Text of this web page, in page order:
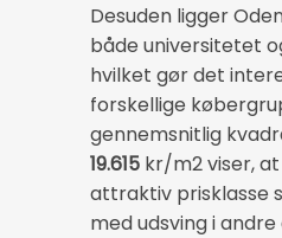
Desuden ligger
både universitetet
hvilket gør det
forskellige
gennemsnitlig
19.615 kr/m2 viser,
attraktiv prisklasse
med udsving i